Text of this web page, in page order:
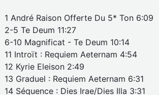
1 André Raison Offerte Du 5* Ton 6:09
2-5 Te Deum 11:27
6-10 Magnificat - Te Deum 10:14
11 Introït : Requiem Aeternam 4:54
12 Kyrie Eleison 2:49
13 Graduel : Requiem Aeternam 6:31
14 Séquence : Dies Irae/Dies Illa 3:31